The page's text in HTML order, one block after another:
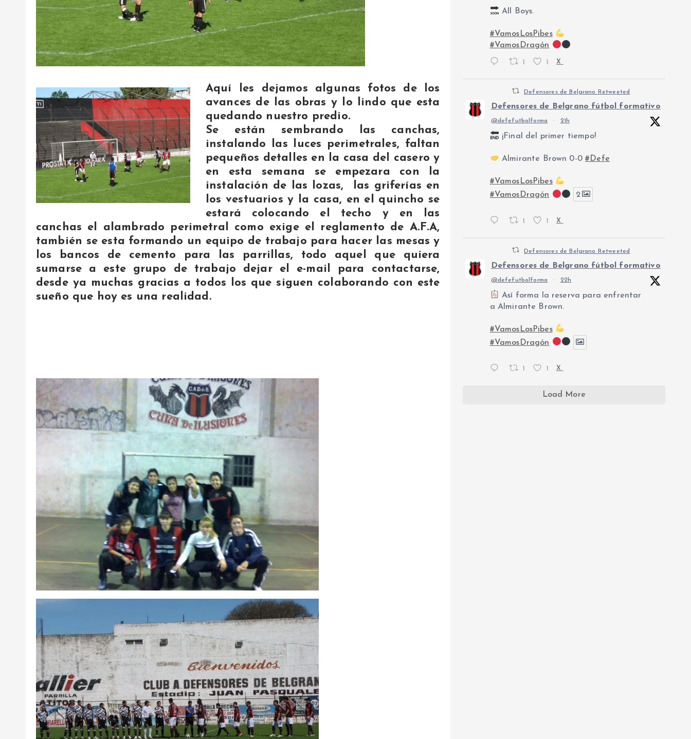
Aquí les dejamos algunas fotos de los
avances de las obras y lo lindo que esta
quedando nuestro predio.
Se están sembrando las canchas,
instalando las luces perimetrales, faltan
pequeños detalles en la casa del casero y
en esta semana se empezara con la
instalación de las lozas, las griferías en
los vestuarios y la casa, en el quincho se
estará colocando el techo y en las
canchas el alambrado perimetral como exige el reglamento de A.F.A,
también se esta formando un equipo de trabajo para hacer las mesas y
los bancos de cemento para las parrillas, todo aquel que quiera
sumarse a este grupo de trabajo dejar el e-mail para contactarse,
desde ya muchas gracias a todos los que siguen colaborando con este
sueño que hoy es una realidad.
All Boys.
#VamosLosPibes
#VamosDragón
1 1 X
Defensores de Belgrano Retweeted
Defensores de Belgrano fútbol formativo
@defefutbolforma · 21h
¡Final del primer tiempo!
Almirante Brown 0-0#Defe
#VamosLosPibes
#VamosDragón
2
1 1 X
Defensores de Belgrano Retweeted
Defensores de Belgrano fútbol formativo
@defefutbolforma · 22h
Así forma la reserva para enfrentar
a Almirante Brown.
#VamosLosPibes
#VamosDragón
1 1 X
Load More